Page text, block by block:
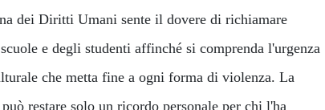
dei Diritti Umani sente il dovere di richiamare
e degli studenti affinché si comprenda l'urgenza
che metta fine a ogni forma di violenza. La
restare solo un ricordo personale per chi l'ha